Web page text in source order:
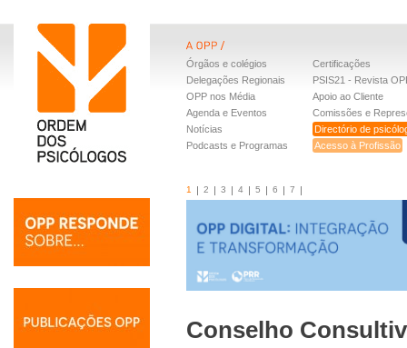
Órgãos e colégios
Delegações Regionais
OPP nos Média
Agenda e Eventos
Notícias
Podcasts e Programas
Certificações
PSIS21 - Revista
Apoio ao Cliente
Comissões e
Directório de
Acesso à Profissão
1 2 3 4 5 6 7
Conselho